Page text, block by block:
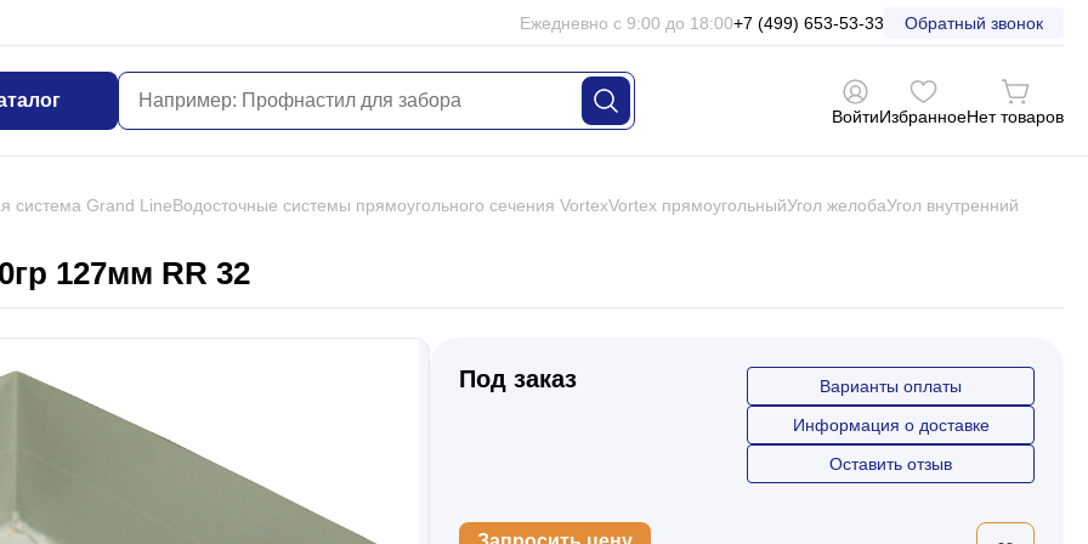
Ежедневно с 9:00 до 18:00+7 (499) 653-53-33 Обратный звонок
ВойтиИзбранноеНет товаров
система Grand LineВодосточные системы прямоугольного сечения VortexVortex прямоугольныйУгол желобаУгол внутренний
127мм RR 32
Под заказ
Варианты оплаты
Информация о доставке
Оставить отзыв